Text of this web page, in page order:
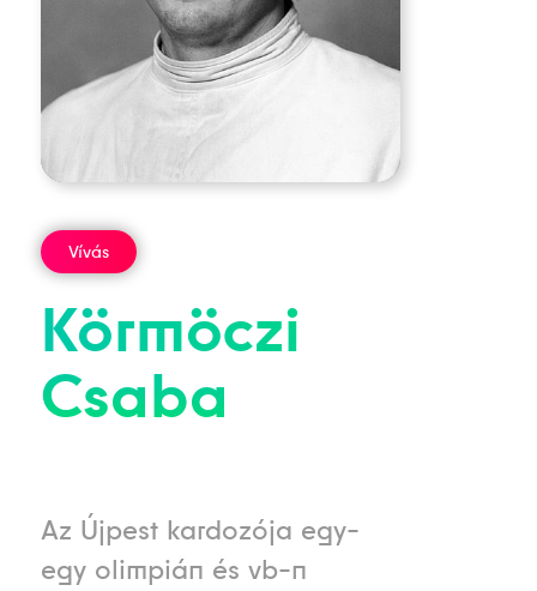
Vívás
Körmöczi
Csaba
Az Újpest kardozója egy-
egy olimpián és vb-n